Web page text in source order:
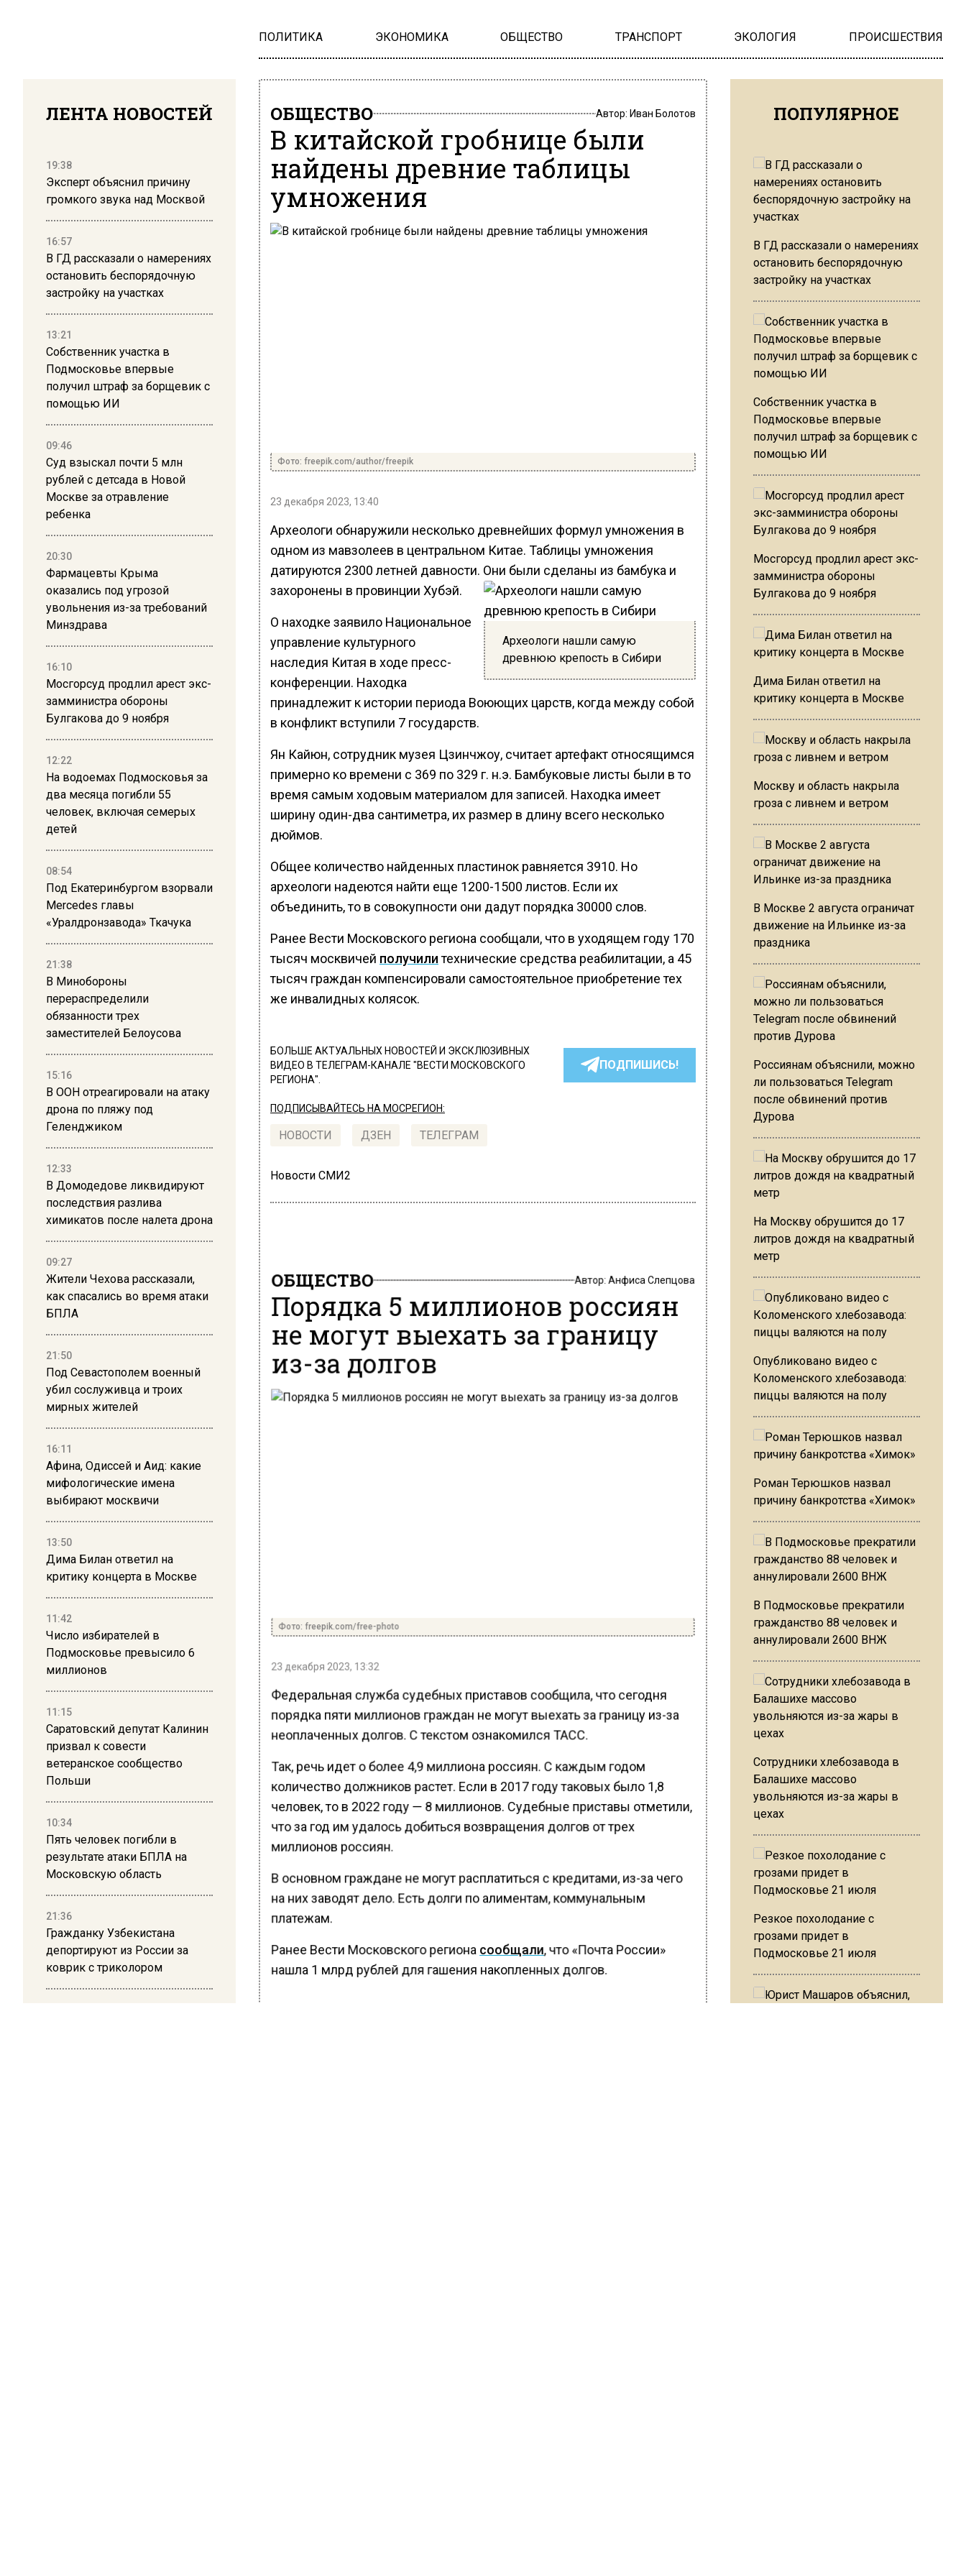
ПОЛИТИКА ЭКОНОМИКА ОБЩЕСТВО ТРАНСПОРТ ЭКОЛОГИЯ ПРОИСШЕСТВИЯ
ЛЕНТА НОВОСТЕЙ
19:38
Эксперт объяснил причину
громкого звука над Москвой
16:57
В ГД рассказали о намерениях
остановить беспорядочную
застройку на участках
13:21
Собственник участка в
Подмосковье впервые
получил штраф за борщевик с
помощью ИИ
09:46
Суд взыскал почти 5 млн
рублей с детсада в Новой
Москве за отравление
ребенка
20:30
Фармацевты Крыма
оказались под угрозой
увольнения из-за требований
Минздрава
16:10
Мосгорсуд продлил арест экс-
замминистра обороны
Булгакова до 9 ноября
12:22
На водоемах Подмосковья за
два месяца погибли 55
человек, включая семерых
детей
08:54
Под Екатеринбургом взорвали
Mercedes главы
«Уралдронзавода» Ткачука
21:38
В Минобороны
перераспределили
обязанности трех
заместителей Белоусова
15:16
В ООН отреагировали на атаку
дрона по пляжу под
Геленджиком
12:33
В Домодедове ликвидируют
последствия разлива
химикатов после налета дрона
09:27
Жители Чехова рассказали,
как спасались во время атаки
БПЛА
21:50
Под Севастополем военный
убил сослуживца и троих
мирных жителей
16:11
Афина, Одиссей и Аид: какие
мифологические имена
выбирают москвичи
13:50
Дима Билан ответил на
критику концерта в Москве
11:42
Число избирателей в
Подмосковье превысило 6
миллионов
11:15
Саратовский депутат Калинин
призвал к совести
ветеранское сообщество
Польши
10:34
Пять человек погибли в
результате атаки БПЛА на
Московскую область
21:36
Гражданку Узбекистана
депортируют из России за
коврик с триколором
ОБЩЕСТВО Автор: Иван Болотов
В китайской гробнице были
найдены древние таблицы
умножения
Фото: freepik.com/author/freepik
23 декабря 2023, 13:40
Археологи обнаружили несколько древнейших формул умножения в
одном из мавзолеев в центральном Китае. Таблицы умножения
датируются 2300 летней давности. Они были сделаны из бамбука и
захоронены в провинции Хубэй.
Археологи нашли самую
древнюю крепость в Сибири
О находке заявило Национальное
управление культурного
наследия Китая в ходе пресс-
конференции. Находка
принадлежит к истории периода Воюющих царств, когда между собой
в конфликт вступили 7 государств.
Ян Кайюн, сотрудник музея Цзинчжоу, считает артефакт относящимся
примерно ко времени с 369 по 329 г. н.э. Бамбуковые листы были в то
время самым ходовым материалом для записей. Находка имеет
ширину один-два сантиметра, их размер в длину всего несколько
дюймов.
Общее количество найденных пластинок равняется 3910. Но
археологи надеются найти еще 1200-1500 листов. Если их
объединить, то в совокупности они дадут порядка 30000 слов.
Ранее Вести Московского региона сообщали, что в уходящем году 170
тысяч москвичей получилитехнические средства реабилитации, а 45
тысяч граждан компенсировали самостоятельное приобретение тех
же инвалидных колясок.
БОЛЬШЕ АКТУАЛЬНЫХ НОВОСТЕЙ И ЭКСКЛЮЗИВНЫХ
ВИДЕО В ТЕЛЕГРАМ-КАНАЛЕ "ВЕСТИ МОСКОВСКОГО
РЕГИОНА".
ПОДПИШИСЬ!
ПОДПИСЫВАЙТЕСЬ НА МОСРЕГИОН:
НОВОСТИ ДЗЕН ТЕЛЕГРАМ
Новости СМИ2
ОБЩЕСТВО Автор: Анфиса Слепцова
Порядка 5 миллионов россиян
не могут выехать за границу
из-за долгов
Фото: freepik.com/free-photo
23 декабря 2023, 13:32
Федеральная служба судебных приставов сообщила, что сегодня
порядка пяти миллионов граждан не могут выехать за границу из-за
неоплаченных долгов. С текстом ознакомился ТАСС.
Так, речь идет о более 4,9 миллиона россиян. С каждым годом
количество должников растет. Если в 2017 году таковых было 1,8
человек, то в 2022 году — 8 миллионов. Судебные приставы отметили,
что за год им удалось добиться возвращения долгов от трех
миллионов россиян.
В основном граждане не могут расплатиться с кредитами, из-за чего
на них заводят дело. Есть долги по алиментам, коммунальным
платежам.
Ранее Вести Московского региона сообщали, что «Почта России»
нашла 1 млрд рублей для гашения накопленных долгов.
ПОПУЛЯРНОЕ
В ГД рассказали о намерениях
остановить беспорядочную
застройку на участках
Собственник участка в
Подмосковье впервые
получил штраф за борщевик с
помощью ИИ
Мосгорсуд продлил арест экс-
замминистра обороны
Булгакова до 9 ноября
Дима Билан ответил на
критику концерта в Москве
Москву и область накрыла
гроза с ливнем и ветром
В Москве 2 августа ограничат
движение на Ильинке из-за
праздника
Россиянам объяснили, можно
ли пользоваться Telegram
после обвинений против
Дурова
На Москву обрушится до 17
литров дождя на квадратный
метр
Опубликовано видео с
Коломенского хлебозавода:
пиццы валяются на полу
Роман Терюшков назвал
причину банкротства «Химок»
В Подмосковье прекратили
гражданство 88 человек и
аннулировали 2600 ВНЖ
Сотрудники хлебозавода в
Балашихе массово
увольняются из-за жары в
цехах
Резкое похолодание с
грозами придет в
Подмосковье 21 июля